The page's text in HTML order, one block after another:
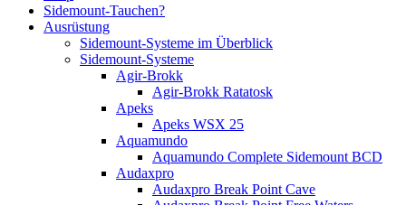
Sidemount-Tauchen?
Ausrüstung
Sidemount-Systeme im Überblick
Sidemount-Systeme
Agir-Brokk
Agir-Brokk Ratatosk
Apeks
Apeks WSX 25
Aquamundo
Aquamundo Complete Sidemount BCD
Audaxpro
Audaxpro Break Point Cave